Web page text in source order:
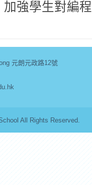
加強學生對編
元朗元政路12號
All Rights Reserved.